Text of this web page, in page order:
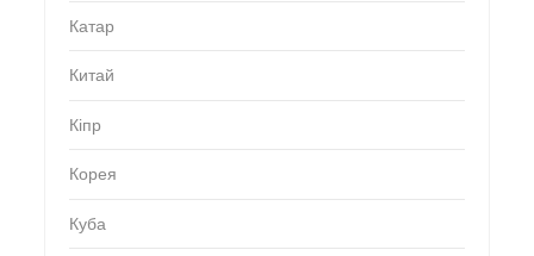
Катар
Китай
Кіпр
Корея
Куба